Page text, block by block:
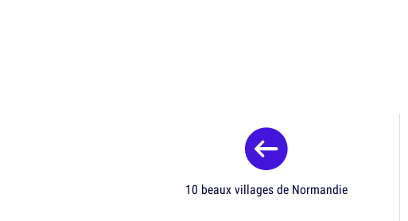
10 beaux villages de Normandie